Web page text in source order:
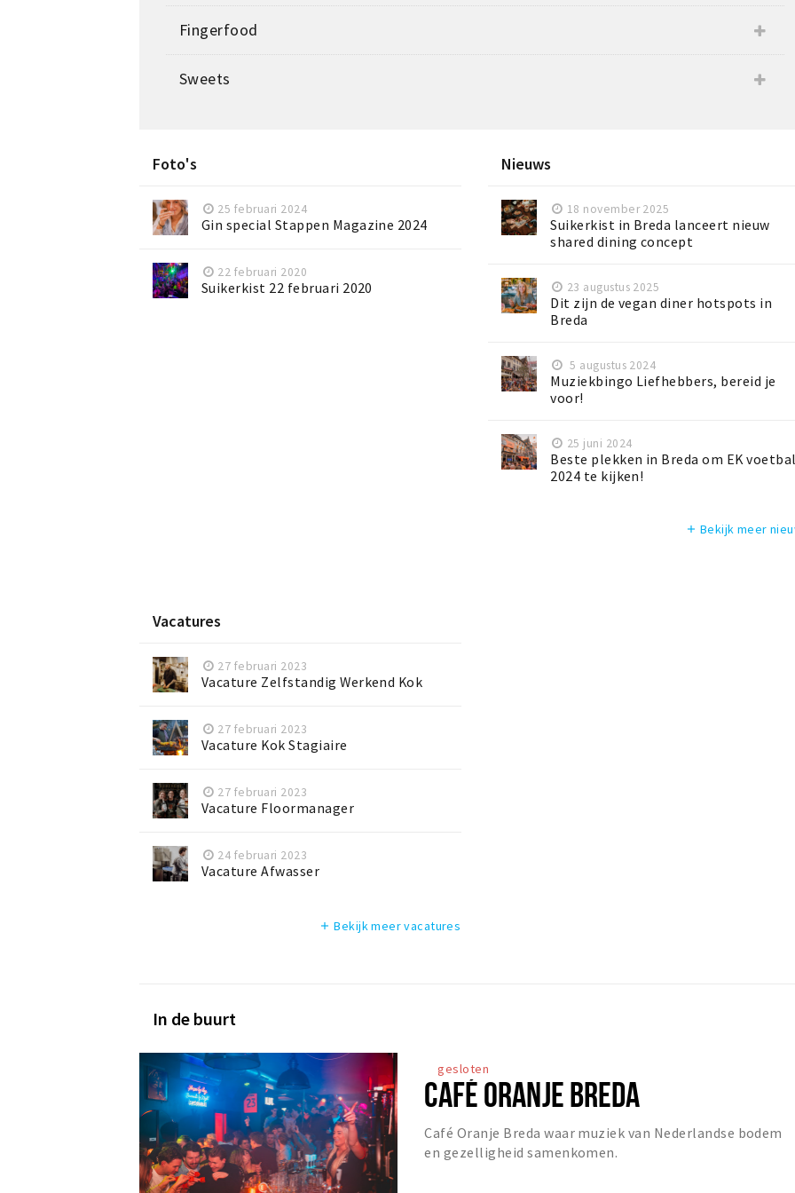
Fingerfood
Sweets
Foto's
25 februari 2024
Gin special Stappen Magazine 2024
22 februari 2020
Suikerkist 22 februari 2020
Nieuws
18 november 2025
Suikerkist in Breda lanceert nieuw
shared dining concept
23 augustus 2025
Dit zijn de vegan diner hotspots in
Breda
5 augustus 2024
Muziekbingo Liefhebbers, bereid je
voor!
25 juni 2024
Beste plekken in Breda om EK voetbal
2024 te kijken!
add Bekijk meer
Vacatures
27 februari 2023
Vacature Zelfstandig Werkend Kok
27 februari 2023
Vacature Kok Stagiaire
27 februari 2023
Vacature Floormanager
24 februari 2023
Vacature Afwasser
add Bekijk meer vacatures
In de buurt
gesloten
CAFÉ ORANJE BREDA
Café Oranje Breda waar muziek van Nederlandse bodem
en gezelligheid samenkomen.